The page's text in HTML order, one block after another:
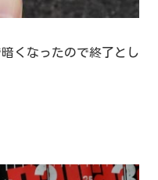
くなったので終了とし